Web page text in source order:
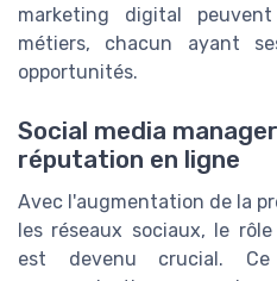
marketing digital
métiers, chacun ayant
opportunités.
Social media
réputation en ligne
Avec l'augmentation de la
les réseaux sociaux, le
est devenu crucial.